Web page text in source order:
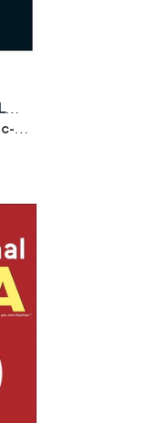
Marketing Zero : Le Marketing Responsable Dont Vous Etes Le Heros